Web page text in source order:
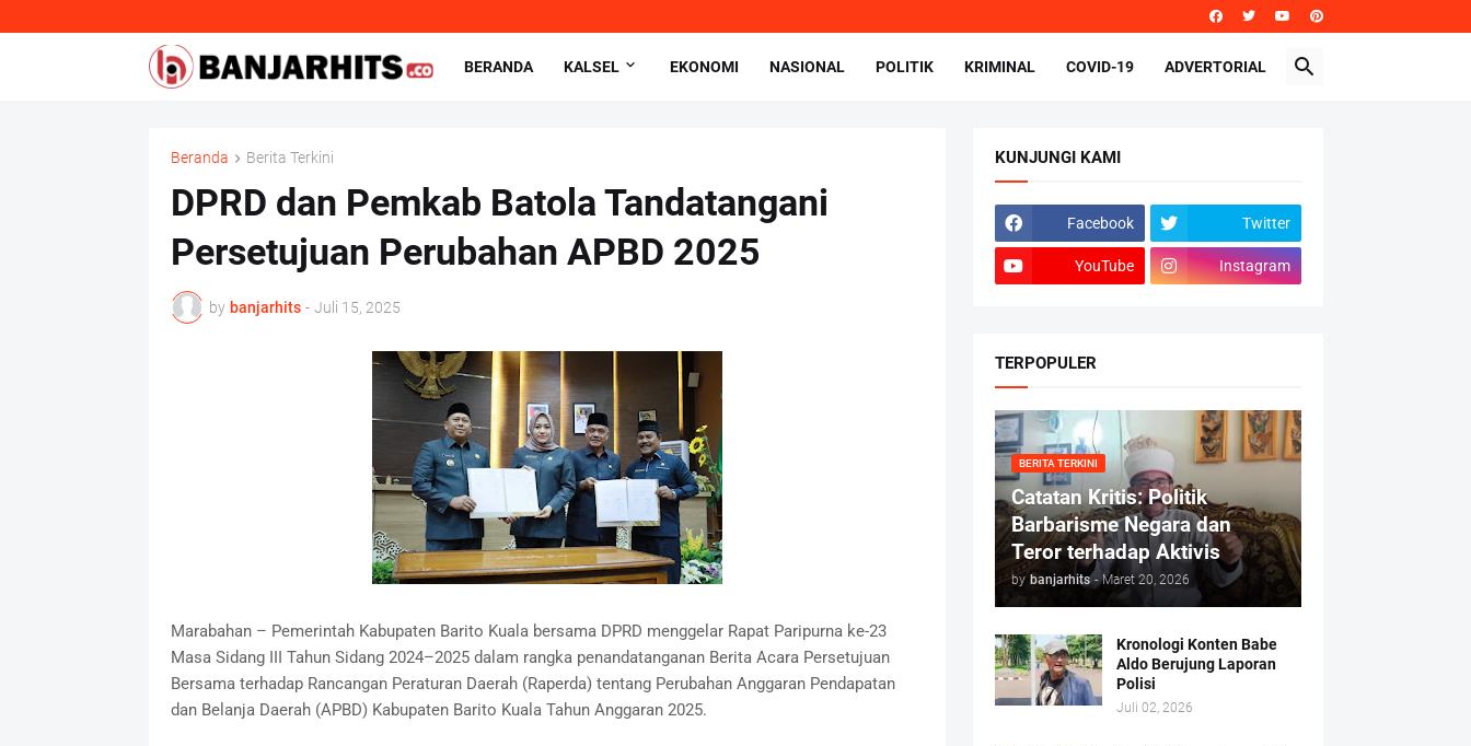
BERANDA KALSEL EKONOMI NASIONAL POLITIK KRIMINAL COVID-19 ADVERTORIAL
Beranda Berita Terkini
DPRD dan Pemkab Batola Tandatangani
Persetujuan Perubahan APBD 2025
by banjarhits - Juli 15, 2025
Marabahan – Pemerintah Kabupaten Barito Kuala bersama DPRD menggelar Rapat Paripurna ke-23
Masa Sidang III Tahun Sidang 2024–2025 dalam rangka penandatanganan Berita Acara Persetujuan
Bersama terhadap Rancangan Peraturan Daerah (Raperda) tentang Perubahan Anggaran Pendapatan
dan Belanja Daerah (APBD) Kabupaten Barito Kuala Tahun Anggaran 2025.
KUNJUNGI KAMI
Facebook Twitter
YouTube Instagram
TERPOPULER
BERITA TERKINI
Catatan Kritis: Politik
Barbarisme Negara dan
Teror terhadap Aktivis
by banjarhits - Maret 20, 2026
Kronologi Konten Babe
Aldo Berujung Laporan
Polisi
Juli 02, 2026